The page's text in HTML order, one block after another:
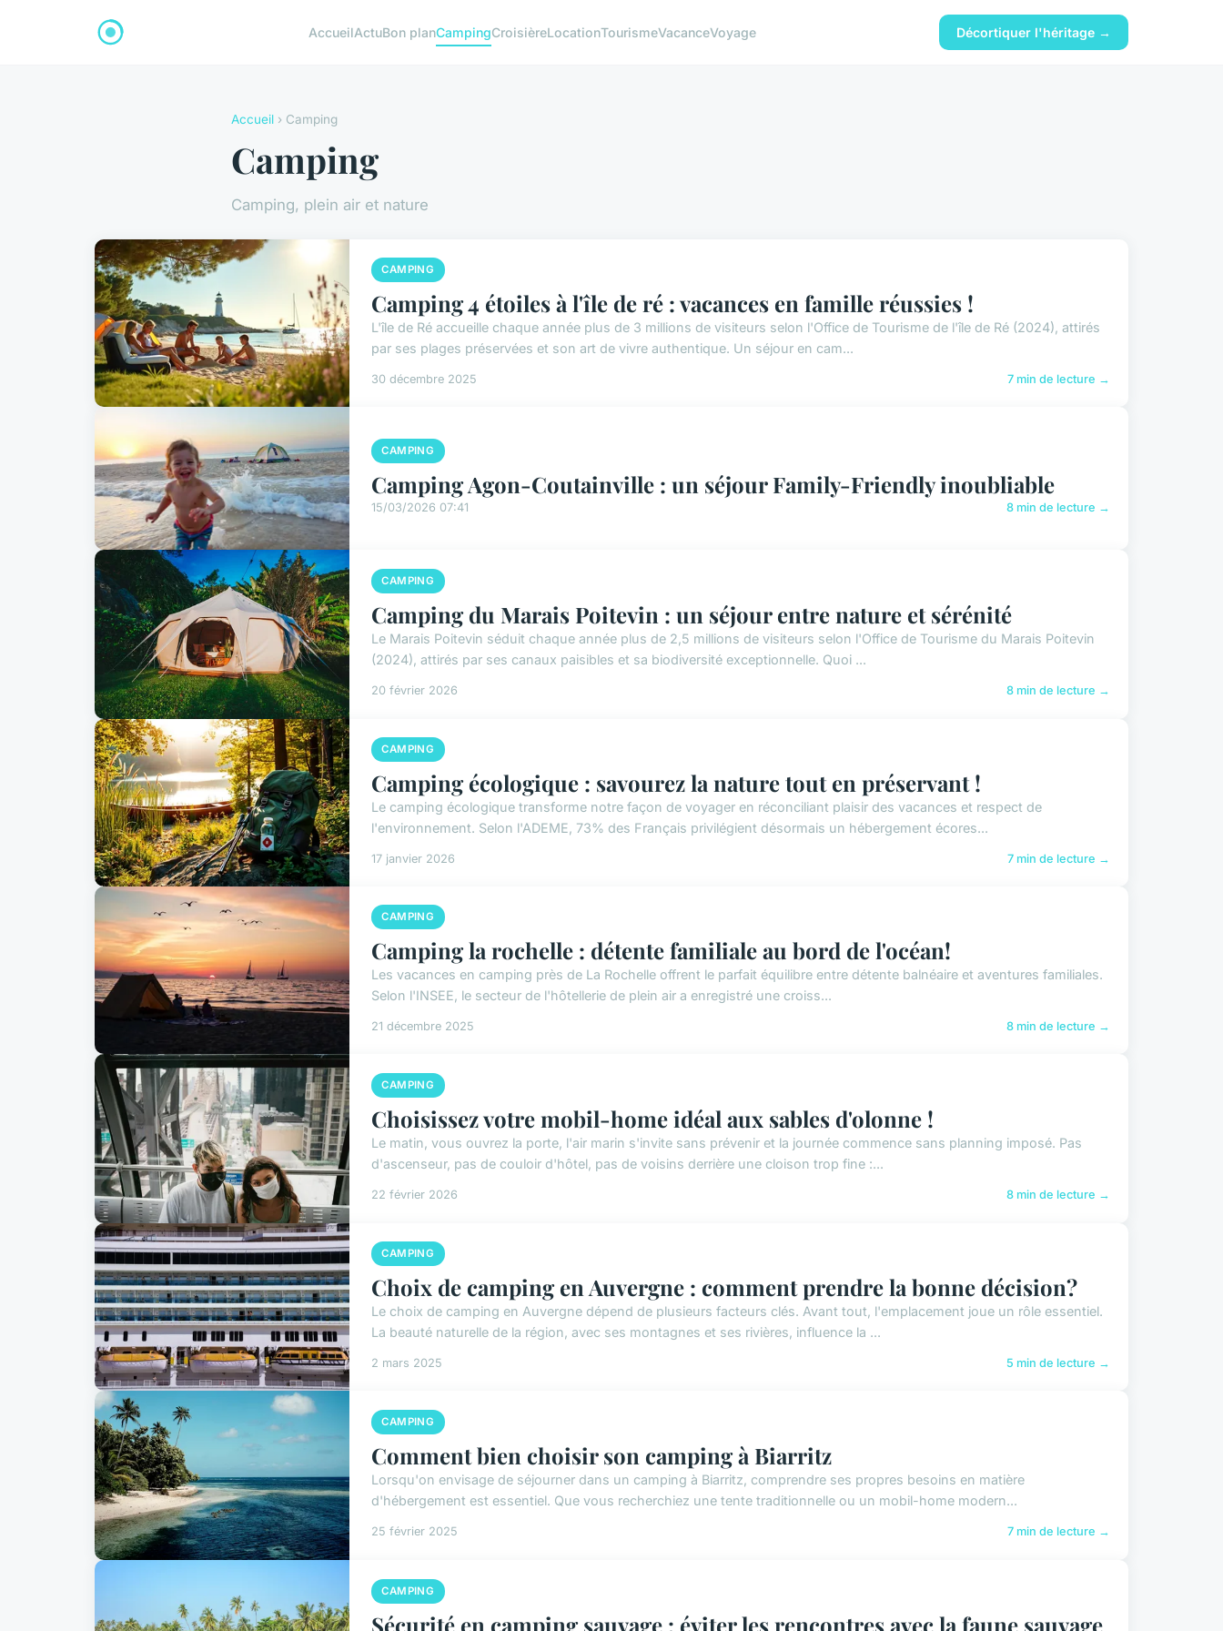
AccueilActuBon planCampingCroisièreLocationTourismeVacanceVoyage Décortiquer l'héritage →
Accueil › Camping
Camping
Camping, plein air et nature
CAMPING
Camping 4 étoiles à l'île de ré : vacances en famille réussies !
L'île de Ré accueille chaque année plus de 3 millions de visiteurs selon l'Office de Tourisme de l'île de Ré (2024), attirés
par ses plages préservées et son art de vivre authentique. Un séjour en cam...
30 décembre 2025 7 min de lecture →
CAMPING
Camping Agon-Coutainville : un séjour Family-Friendly inoubliable
15/03/2026 07:41 8 min de lecture →
CAMPING
Camping du Marais Poitevin : un séjour entre nature et sérénité
Le Marais Poitevin séduit chaque année plus de 2,5 millions de visiteurs selon l'Office de Tourisme du Marais Poitevin
(2024), attirés par ses canaux paisibles et sa biodiversité exceptionnelle. Quoi ...
20 février 2026 8 min de lecture →
CAMPING
Camping écologique : savourez la nature tout en préservant !
Le camping écologique transforme notre façon de voyager en réconciliant plaisir des vacances et respect de
l'environnement. Selon l'ADEME, 73% des Français privilégient désormais un hébergement écores...
17 janvier 2026 7 min de lecture →
CAMPING
Camping la rochelle : détente familiale au bord de l'océan!
Les vacances en camping près de La Rochelle offrent le parfait équilibre entre détente balnéaire et aventures familiales.
Selon l'INSEE, le secteur de l'hôtellerie de plein air a enregistré une croiss...
21 décembre 2025 8 min de lecture →
CAMPING
Choisissez votre mobil-home idéal aux sables d'olonne !
Le matin, vous ouvrez la porte, l'air marin s'invite sans prévenir et la journée commence sans planning imposé. Pas
d'ascenseur, pas de couloir d'hôtel, pas de voisins derrière une cloison trop fine :...
22 février 2026 8 min de lecture →
CAMPING
Choix de camping en Auvergne : comment prendre la bonne décision?
Le choix de camping en Auvergne dépend de plusieurs facteurs clés. Avant tout, l'emplacement joue un rôle essentiel.
La beauté naturelle de la région, avec ses montagnes et ses rivières, influence la ...
2 mars 2025 5 min de lecture →
CAMPING
Comment bien choisir son camping à Biarritz
Lorsqu'on envisage de séjourner dans un camping à Biarritz, comprendre ses propres besoins en matière
d'hébergement est essentiel. Que vous recherchiez une tente traditionnelle ou un mobil-home modern...
25 février 2025 7 min de lecture →
CAMPING
Sécurité en camping sauvage : éviter les rencontres avec la faune sauvage